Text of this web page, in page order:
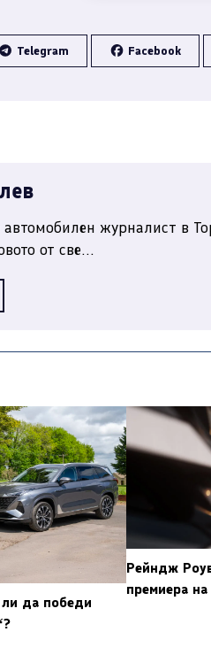
Telegram Facebook
автомобилен журналист в
от све...
да победи
Рейндж
премиера